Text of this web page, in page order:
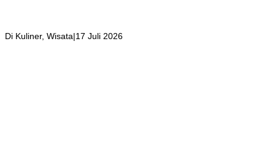
Di Kuliner, Wisata|17 Juli 2026